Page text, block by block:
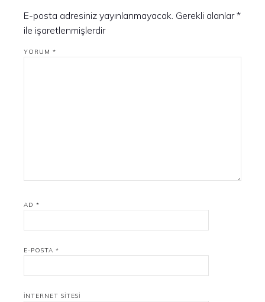
E-posta adresiniz yayınlanmayacak. Gerekli alanlar*
ile işaretlenmişlerdir
YORUM *
AD *
E-POSTA *
İNTERNET SITESI